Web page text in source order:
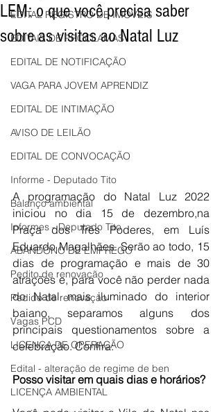
EDITAL REGISTRO DE IMÓVEIS
EDITAIS DE PROCLAMAS
EDITAL DE NOTIFICAÇÃO
VAGA PARA JOVEM APRENDIZ
EDITAL DE INTIMAÇÃO
AVISO DE LEILÃO
EDITAL DE CONVOCAÇÃO
Informe - Deputado Tito
Balanço ambiental
Informes - Deputado Tito
ABANDONO DE EMPREGO
Pedito de renovação
Pedido de renovação
Vagas PCD
LICENÇA DE OPERAÇÃO
Edital - alteração de regime de ben
LICENÇA AMBIENTAL
LEM: o que você precisa saber
sobre as visitas ao Natal Luz
A programação do Natal Luz 2022
iniciou no dia 15 de dezembro,na
Praça dos Três Poderes, em Luís
Eduardo Magalhães. Serão ao todo, 15
dias de programação e mais de 30
atrações e, para você não perder nada
do Natal mais iluminado do interior
baiano, separamos alguns dos
principais questionamentos sobre a
celebração. Confira:
Posso visitar em quais dias e horários?